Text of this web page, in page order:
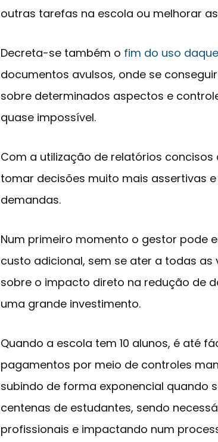
outras tarefas na escola ou melhorar
Decreta-se também o fim do uso
documentos avulsos, onde se
sobre determinados aspectos e
quase impossível.
Com a utilização de relatórios
tomar decisões muito mais assertivas
demandas.
Num primeiro momento o gestor pode
custo adicional, sem se ater a todas
sobre o impacto direto na redução de
uma grande investimento.
Quando a escola tem 10 alunos, é até
pagamentos por meio de controles
subindo de forma exponencial quando
centenas de estudantes, sendo
profissionais e impactando num